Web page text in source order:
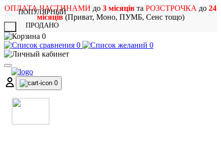
ОПЛАТА ЧАСТИНАМИ до 3 місяців та РОЗСТРОЧКА до 24
місяців(Приват, Моно, ПУМБ, Сенс тощо)
0
0
0
0
ПОПУЛЯРНЫЙ
ПРОДАНО